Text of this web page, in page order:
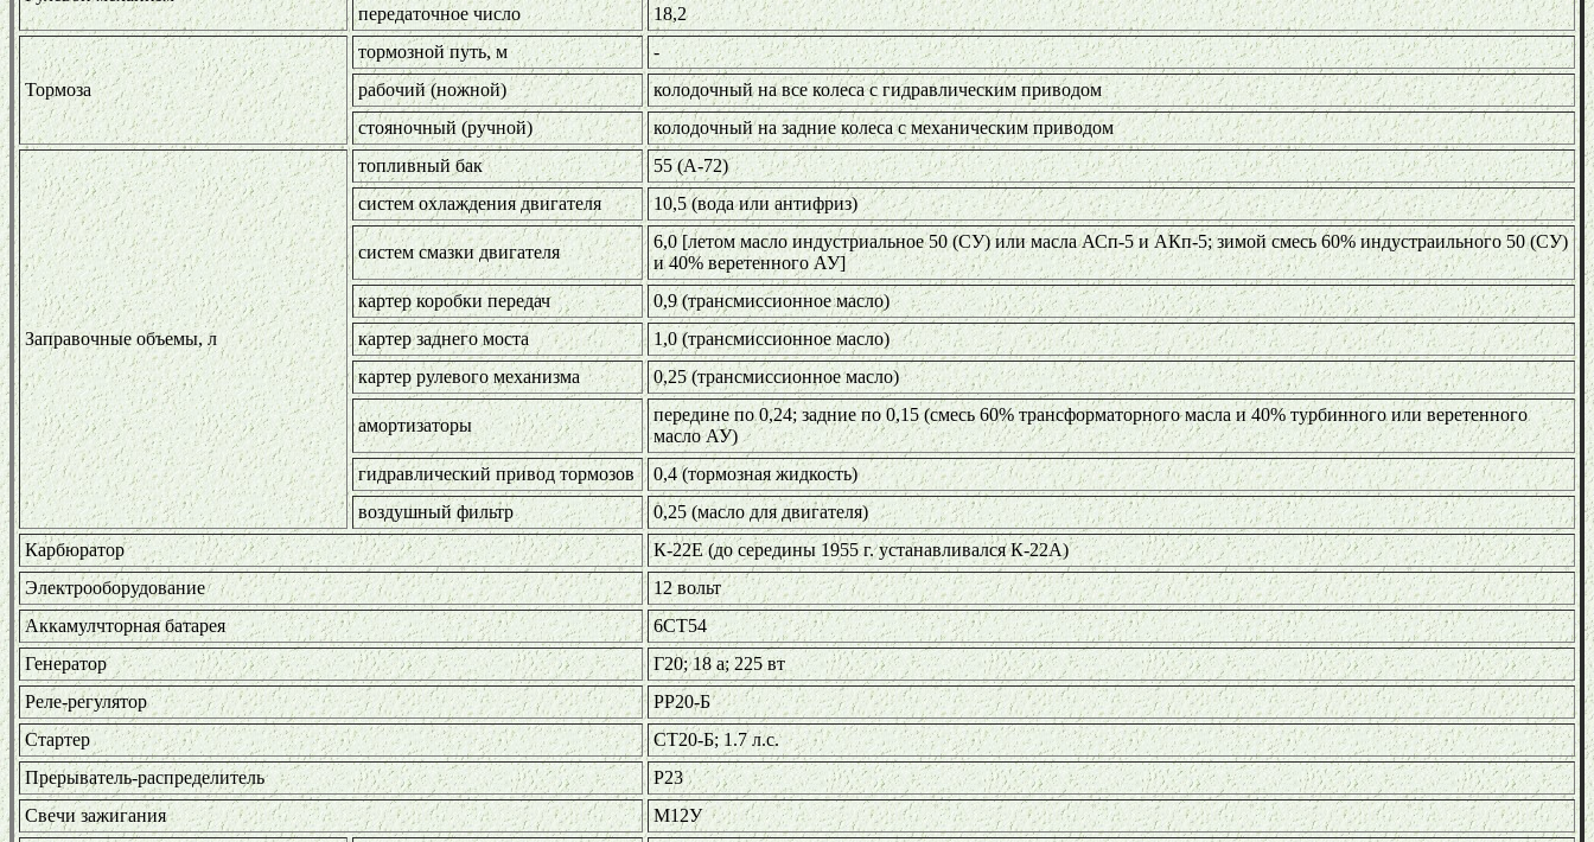
передаточное число
18,2
Тормоза
тормозной путь, м
-
рабочий (ножной)
колодочный на все колеса с гидравлическим приводом
стояночный (ручной)
колодочный на задние колеса с механическим приводом
Заправочные объемы, л
топливный бак
55 (A-72)
систем охлаждения двигателя
10,5 (вода или антифриз)
систем смазки двигателя
6,0 [летом масло индустриальное 50 (СУ) или масла АСп-5 и АКп-5; зимой смесь 60% индустраильного 50 (СУ)
и 40% веретенного АУ]
картер коробки передач
0,9 (трансмиссионное масло)
картер заднего моста
1,0 (трансмиссионное масло)
картер рулевого механизма
0,25 (трансмиссионное масло)
амортизаторы
передине по 0,24; задние по 0,15 (смесь 60% трансформаторного масла и 40% турбинного или веретенного
масло АУ)
гидравлический привод тормозов
0,4 (тормозная жидкость)
воздушный фильтр
0,25 (масло для двигателя)
Карбюратор
К-22Е (до середины 1955 г. устанавливался К-22А)
Электрооборудование
12 вольт
Аккамулчторная батарея
6СТ54
Генератор
Г20; 18 а; 225 вт
Реле-регулятор
РР20-Б
Стартер
СТ20-Б; 1.7 л.с.
Прерыватель-распределитель
Р23
Свечи зажигания
М12У